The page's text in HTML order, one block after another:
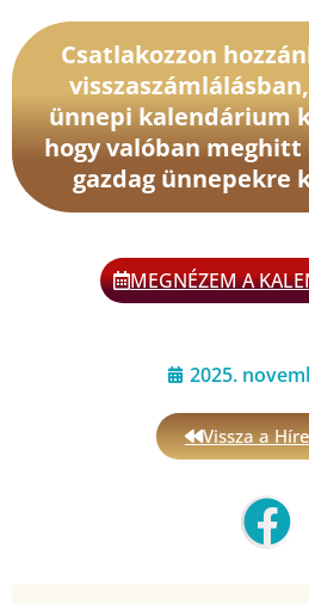
Csatlakozzon
ünnepi kalendárium
hogy valóban meghitt
gazdag ünnepekre
MEGNÉZEM A
2025.
Vissza a